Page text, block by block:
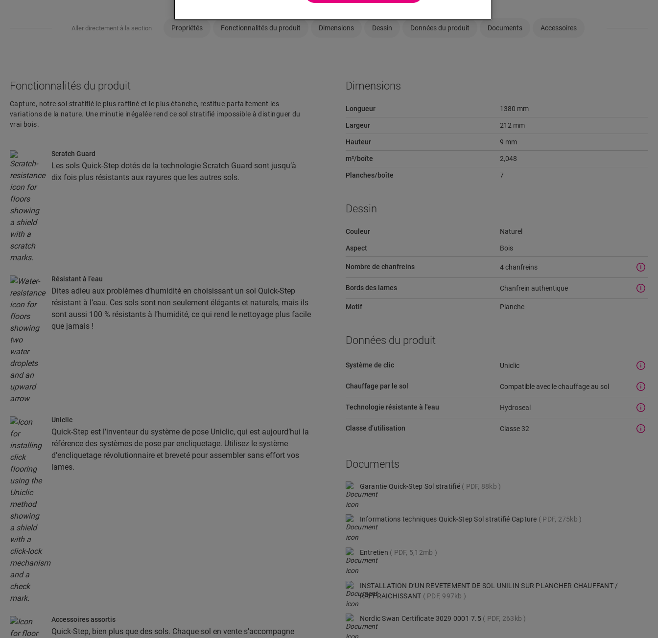
Aller directement à la section Propriétés Fonctionnalités du produit Dimensions Dessin Données du produit Documents Accessoires
Fonctionnalités du produit
Capture, notre sol stratifié le plus raffiné et le plus étanche, restitue parfaitement les
variations de la nature. Une minutie inégalée rend ce sol stratifié impossible à distinguer du
vrai bois.
Scratch Guard
Les sols Quick-Step dotés de la technologie Scratch Guard sont jusqu’à
dix fois plus résistants aux rayures que les autres sols.
Résistant à l’eau
Dites adieu aux problèmes d’humidité en choisissant un sol Quick-Step
résistant à l’eau. Ces sols sont non seulement élégants et naturels, mais ils
sont aussi 100 % résistants à l’humidité, ce qui rend le nettoyage plus facile
que jamais !
Uniclic
Quick-Step est l’inventeur du système de pose Uniclic, qui est aujourd’hui la
référence des systèmes de pose par encliquetage. Utilisez le système
d’encliquetage révolutionnaire et breveté pour assembler sans effort vos
lames.
Accessoires assortis
Quick-Step, bien plus que des sols. Chaque sol en vente s’accompagne
Dimensions
Longueur 1380 mm
Largeur 212 mm
Hauteur 9 mm
m²/boîte 2,048
Planches/boîte 7
Dessin
Couleur Naturel
Aspect Bois
Nombre de chanfreins 4 chanfreins
Bords des lames Chanfrein authentique
Motif Planche
Données du produit
Système de clic Uniclic
Chauffage par le sol Compatible avec le chauffage au sol
Technologie résistante à l'eau Hydroseal
Classe d’utilisation Classe 32
Documents
Garantie Quick-Step Sol stratifié PDF, 88kb
Informations techniques Quick-Step Sol stratifié Capture PDF, 275kb
Entretien PDF, 5,12mb
INSTALLATION D’UN REVETEMENT DE SOL UNILIN SUR PLANCHER CHAUFFANT /
RAFFRAICHISSANT
PDF, 997kb
Nordic Swan Certificate 3029 0001 7.5 PDF, 263kb